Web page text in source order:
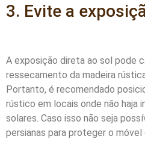
3. Evite a
A exposição direta ao sol pode
ressecamento da madeira
Portanto, é recomendado
rústico em locais onde não haja
solares. Caso isso não seja
persianas para proteger o móvel